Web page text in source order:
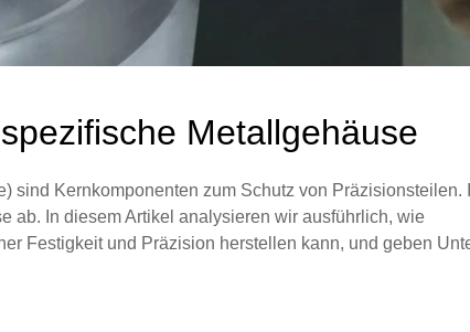
Metallgehäuse
sind Kernkomponenten zum Schutz von Präzisionsteilen.
ab. In diesem Artikel analysieren wir ausführlich, wie
Festigkeit und Präzision herstellen kann, und geben